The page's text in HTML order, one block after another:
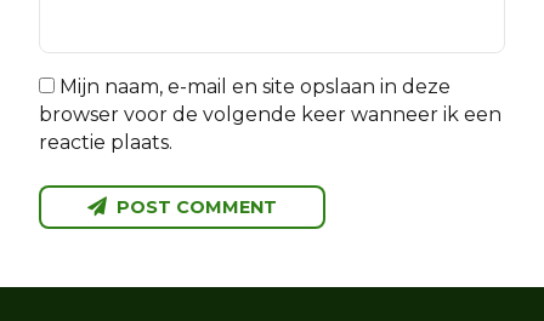
Mijn naam, e-mail en site opslaan in deze
browser voor de volgende keer wanneer ik een
reactie plaats.
POST COMMENT